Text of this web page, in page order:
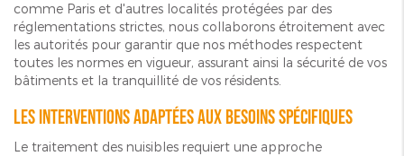
comme Paris et d'autres localités protégées par des
réglementations strictes, nous collaborons étroitement avec
les autorités pour garantir que nos méthodes respectent
toutes les normes en vigueur, assurant ainsi la sécurité de vos
bâtiments et la tranquillité de vos résidents.
Les interventions adaptées aux besoins spécifiques
Le traitement des nuisibles requiert une approche